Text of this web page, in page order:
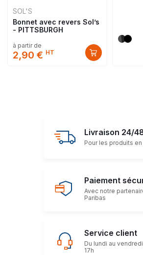
SOL'S
Bonnet avec revers Sol’s
- PITTSBURGH
à partir de
2,90 € HT
Livraison 24/
Pour les produits
Paiement
Avec notre
Paribas
Service client
Du lundi au
17h